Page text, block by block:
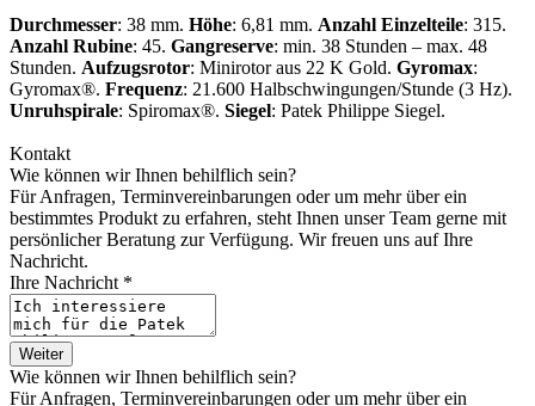
Durchmesser: 38 mm. Höhe: 6,81 mm. Anzahl Einzelteile: 315.
Anzahl Rubine: 45. Gangreserve: min. 38 Stunden – max. 48
Stunden. Aufzugsrotor: Minirotor aus 22 K Gold. Gyromax:
Gyromax®. Frequenz: 21.600 Halbschwingungen/Stunde (3 Hz).
Unruhspirale: Spiromax®. Siegel: Patek Philippe Siegel.
Kontakt
Wie können wir Ihnen behilflich sein?
Für Anfragen, Terminvereinbarungen oder um mehr über ein
bestimmtes Produkt zu erfahren, steht Ihnen unser Team gerne mit
persönlicher Beratung zur Verfügung. Wir freuen uns auf Ihre
Nachricht.
Ihre Nachricht *
Weiter
Wie können wir Ihnen behilflich sein?
Für Anfragen, Terminvereinbarungen oder um mehr über ein